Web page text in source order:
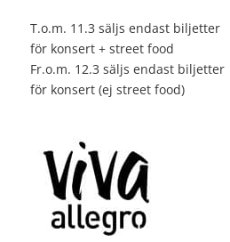
T.o.m. 11.3 säljs endast biljetter
för konsert + street food
Fr.o.m. 12.3 säljs endast biljetter
för konsert (ej street food)